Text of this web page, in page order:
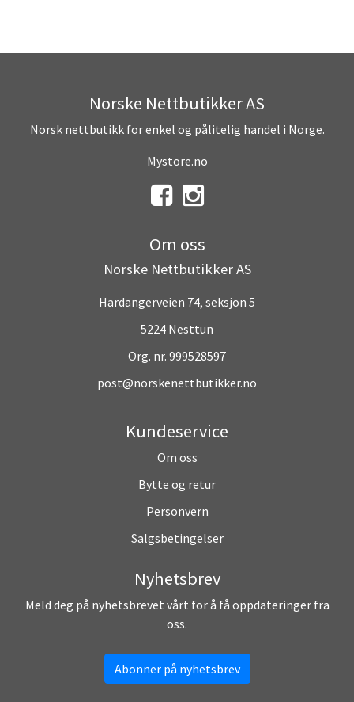
Norske Nettbutikker AS
Norsk nettbutikk for enkel og pålitelig handel i Norge.
Mystore.no
Om oss
Norske Nettbutikker AS
Hardangerveien 74, seksjon 5
5224 Nesttun
Org. nr. 999528597
post@norskenettbutikker.no
Kundeservice
Om oss
Bytte og retur
Personvern
Salgsbetingelser
Nyhetsbrev
Meld deg på nyhetsbrevet vårt for å få oppdateringer fra
oss.
Abonner på nyhetsbrev